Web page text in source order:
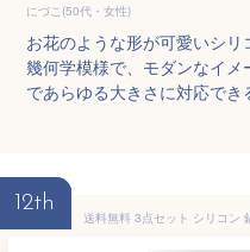
にづこ(50代・女性)
お花のような形が可愛いシ
幾何学模様で、モダンなイ
であらゆる大きさに対応でき
12th